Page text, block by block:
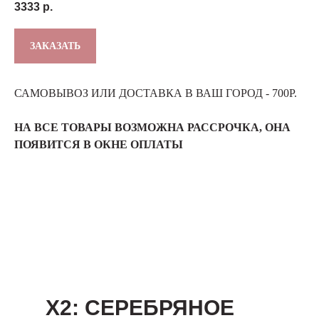
3333 р.
ЗАКАЗАТЬ
САМОВЫВОЗ ИЛИ ДОСТАВКА В ВАШ ГОРОД - 700Р.
НА ВСЕ ТОВАРЫ ВОЗМОЖНА РАССРОЧКА, ОНА
ПОЯВИТСЯ В ОКНЕ ОПЛАТЫ
Х2: СЕРЕБРЯНОЕ